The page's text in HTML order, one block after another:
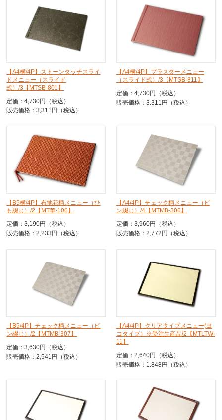
【A4横/4P】ストーンタッチスライ
ドメニュー（スライド
式）/3【MTSB-801】
定価：4,730円（税込）
販売価格：3,311円（税込）
【A4横/4P】プラスターメニュー
（スライド式）/3【MTSB-811】
定価：4,730円（税込）
販売価格：3,311円（税込）
【B5横/4P】布地花柄メニュー（ひ
も綴じ）/2【MT華-106】
定価：3,190円（税込）
販売価格：2,233円（税込）
【A4/4P】チェック柄メニュー（ピ
ン綴じ）/4【MTMB-306】
定価：3,960円（税込）
販売価格：2,772円（税込）
【B5/4P】チェック柄メニュー（ピ
ン綴じ）/2【MTMB-307】
定価：3,630円（税込）
販売価格：2,541円（税込）
【A4/4P】クリアタイプメニュー(ヨ
コタイプ）※受注生産品/2【MTLTW-
11】
定価：2,640円（税込）
販売価格：1,848円（税込）